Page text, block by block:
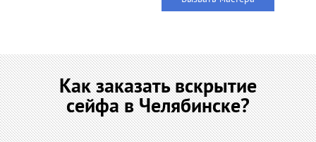
Как заказать вскрытие
сейфа в Челябинске?